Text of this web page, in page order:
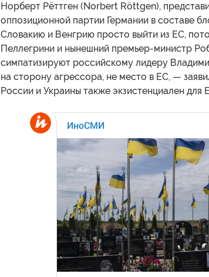
Норберт Рёттген (Norbert Röttgen),
оппозиционной партии Германии в составе
Словакию и Венгрию просто выйти из ЕС,
Пеллегрини и нынешний премьер-министр
симпатизируют российскому лидеру
на сторону агрессора, не место в ЕС, —
России и Украины также экзистенциален для